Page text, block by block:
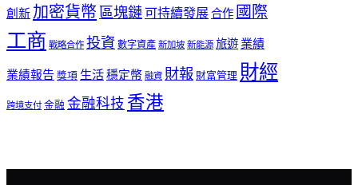
創新加密貨幣區塊鏈可持續發展合作國際
工商戰略合作投資數字資產新加坡新能源旅遊業績
業績報告獎項生活穩定幣融資財報 財富管理財經
跨境支付金融 金融科技香港